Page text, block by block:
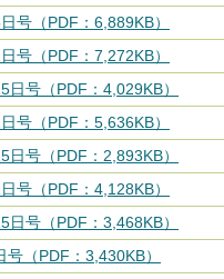
号（PDF：6,889KB）
号（PDF：7,272KB）
日号（PDF：4,029KB）
号（PDF：5,636KB）
日号（PDF：2,893KB）
号（PDF：4,128KB）
日号（PDF：3,468KB）
号（PDF：3,430KB）